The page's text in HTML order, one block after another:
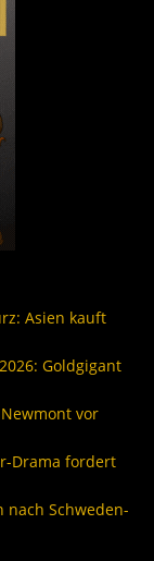
Asien kauft
Goldgigant
vor
Drama fordert
nach Schweden-